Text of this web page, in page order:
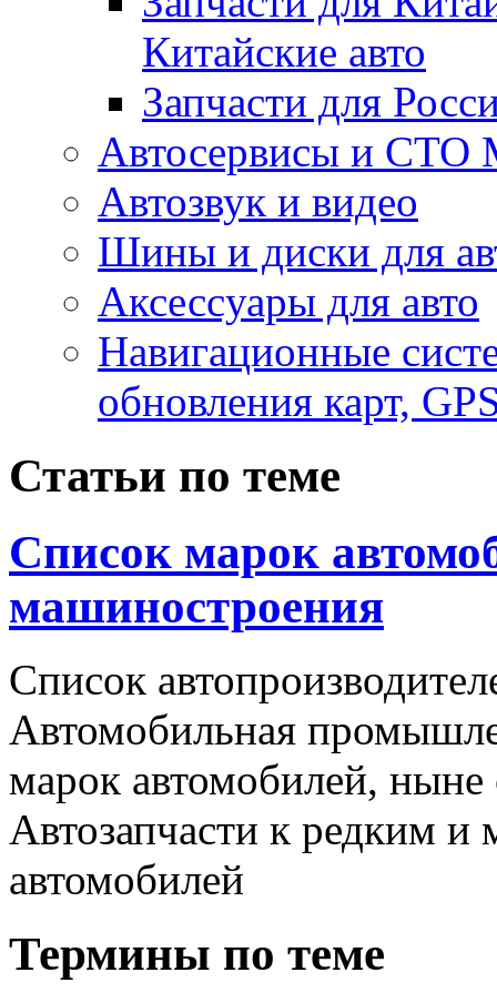
Китайские авто
Запчасти для
Автосервисы и СТО
Автозвук и видео
Шины и диски для
Аксесcуары для авто
Навигационные
обновления карт,
Статьи по теме
Список марок
машиностроения
Список
Автомобильная
марок автомобилей,
Автозапчасти к редким
автомобилей
Термины по теме